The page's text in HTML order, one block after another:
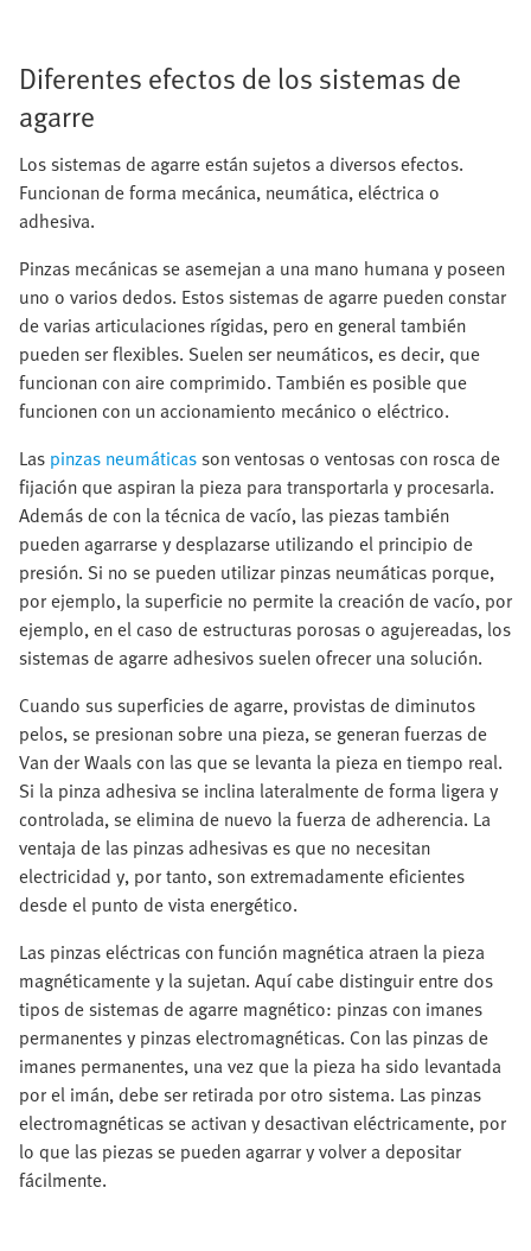
Diferentes efectos de los sistemas de
agarre
Los sistemas de agarre están sujetos a diversos efectos.
Funcionan de forma mecánica, neumática, eléctrica o
adhesiva.
Pinzas mecánicas se asemejan a una mano humana y poseen
uno o varios dedos. Estos sistemas de agarre pueden constar
de varias articulaciones rígidas, pero en general también
pueden ser flexibles. Suelen ser neumáticos, es decir, que
funcionan con aire comprimido. También es posible que
funcionen con un accionamiento mecánico o eléctrico.
Las pinzas neumáticas son ventosas o ventosas con rosca de
fijación que aspiran la pieza para transportarla y procesarla.
Además de con la técnica de vacío, las piezas también
pueden agarrarse y desplazarse utilizando el principio de
presión. Si no se pueden utilizar pinzas neumáticas porque,
por ejemplo, la superficie no permite la creación de vacío, por
ejemplo, en el caso de estructuras porosas o agujereadas, los
sistemas de agarre adhesivos suelen ofrecer una solución.
Cuando sus superficies de agarre, provistas de diminutos
pelos, se presionan sobre una pieza, se generan fuerzas de
Van der Waals con las que se levanta la pieza en tiempo real.
Si la pinza adhesiva se inclina lateralmente de forma ligera y
controlada, se elimina de nuevo la fuerza de adherencia. La
ventaja de las pinzas adhesivas es que no necesitan
electricidad y, por tanto, son extremadamente eficientes
desde el punto de vista energético.
Las pinzas eléctricas con función magnética atraen la pieza
magnéticamente y la sujetan. Aquí cabe distinguir entre dos
tipos de sistemas de agarre magnético: pinzas con imanes
permanentes y pinzas electromagnéticas. Con las pinzas de
imanes permanentes, una vez que la pieza ha sido levantada
por el imán, debe ser retirada por otro sistema. Las pinzas
electromagnéticas se activan y desactivan eléctricamente, por
lo que las piezas se pueden agarrar y volver a depositar
fácilmente.